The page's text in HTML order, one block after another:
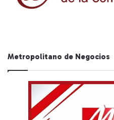
Metropolitano de Negocios